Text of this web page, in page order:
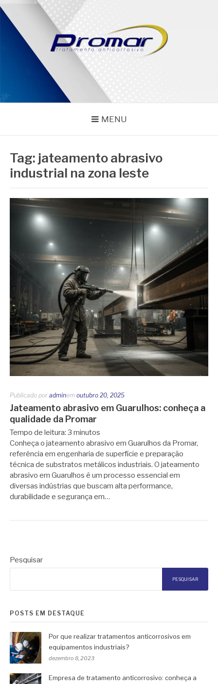
Pular
para
conteúdo
PROMAR
MENU
Tag: jateamento abrasivo
industrial na zona leste
Publicado por adminem outubro 20, 2025
Jateamento abrasivo em Guarulhos: conheça a
qualidade da Promar
Tempo de leitura: 3 minutos
Conheça o jateamento abrasivo em Guarulhos da Promar,
referência em engenharia de superfície e preparação
técnica de substratos metálicos industriais. O jateamento
abrasivo em Guarulhos é um processo essencial em
diversas indústrias que buscam alta performance,
durabilidade e segurança em…
Pesquisar
PESQUISAR
POSTS EM DESTAQUE
Por que realizar tratamentos anticorrosivos em
equipamentos industriais?
dezembro 8, 2023
Empresa de tratamento anticorrosivo: conheça a